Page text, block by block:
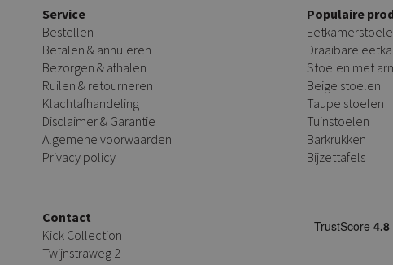
Service
Bestellen
Betalen & annuleren
Bezorgen & afhalen
Ruilen & retourneren
Klachtafhandeling
Disclaimer & Garantie
Algemene voorwaarden
Privacy policy
Populaire
Draaibare
Stoelen met
Beige stoelen
Taupe stoelen
Tuinstoelen
Barkrukken
Bijzettafels
Contact
Kick Collection
Twijnstraweg 2